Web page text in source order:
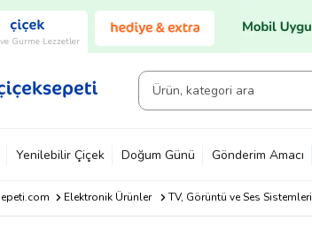
Gurme Lezzetler
Yenilebilir Çiçek Doğum Günü Gönderim Amacı
Elektronik Ürünler TV, Görüntü ve Ses Sistemleri